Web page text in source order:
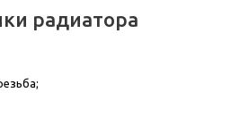
радиатора